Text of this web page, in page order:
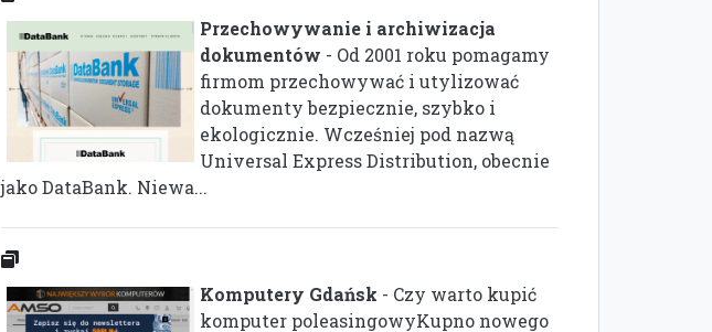
Przechowywanie i archiwizacja
dokumentów - Od 2001 roku pomagamy
firmom przechowywać i utylizować
dokumenty bezpiecznie, szybko i
ekologicznie. Wcześniej pod nazwą
Universal Express Distribution, obecnie
jako DataBank. Niewa...
Komputery Gdańsk - Czy warto kupić
komputer poleasingowyKupno nowego